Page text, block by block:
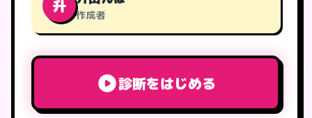
升 作成者
診断をはじめる